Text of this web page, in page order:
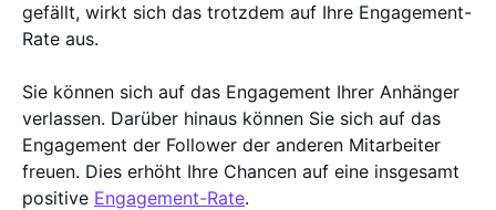
gefällt, wirkt sich das trotzdem auf Ihre Engagement-
Rate aus.
Sie können sich auf das Engagement Ihrer Anhänger
verlassen. Darüber hinaus können Sie sich auf das
Engagement der Follower der anderen Mitarbeiter
freuen. Dies erhöht Ihre Chancen auf eine insgesamt
positive Engagement-Rate.